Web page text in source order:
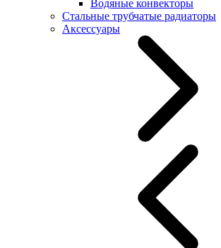
Водяные конвекторы
Стальные трубчатые радиаторы
Аксессуары